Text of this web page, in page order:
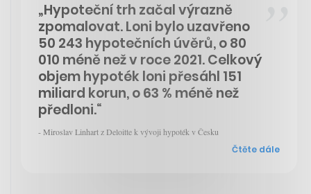
„Hypoteční trh začal výrazně
zpomalovat. Loni bylo uzavřeno
50 243 hypotečních úvěrů, o 80
010 méně než v roce 2021. Celkový
objem hypoték loni přesáhl 151
miliard korun, o 63 % méně než
předloni.“
- Miroslav Linhart z Deloitte k vývoji hypoték v Česku
Čtěte dále